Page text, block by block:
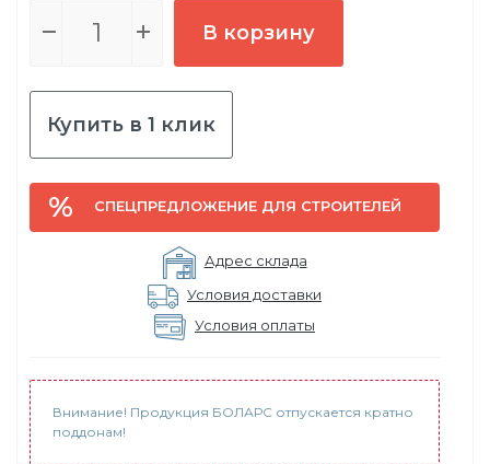
В корзину
Купить в 1 клик
СПЕЦПРЕДЛОЖЕНИЕ ДЛЯ СТРОИТЕЛЕЙ
Адрес склада
Условия доставки
Условия оплаты
Внимание! Продукция БОЛАРС отпускается кратно
поддонам!